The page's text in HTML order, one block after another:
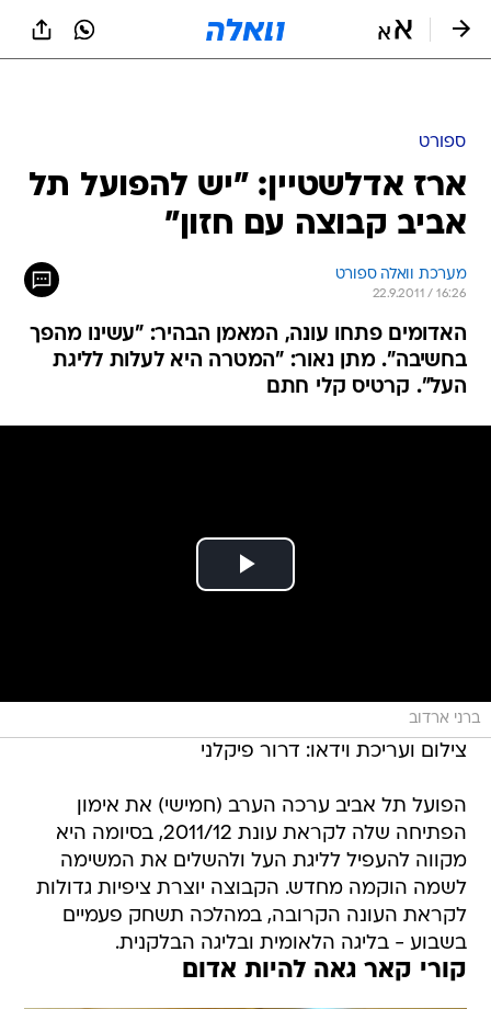
ספורט
ארז אדלשטיין: "יש להפועל תל
אביב קבוצה עם חזון"
מערכת וואלה ספורט
22.9.2011 / 16:26
האדומים פתחו עונה, המאמן הבהיר: "עשינו מהפך
בחשיבה". מתן נאור: "המטרה היא לעלות לליגת
העל". קרטיס קלי חתם
ברני ארדוב
צילום ועריכת וידאו: דרור פיקלני
הפועל תל אביב ערכה הערב (חמישי) את אימון
הפתיחה שלה לקראת עונת 2011/12, בסיומה היא
מקווה להעפיל לליגת העל ולהשלים את המשימה
לשמה הוקמה מחדש. הקבוצה יוצרת ציפיות גדולות
לקראת העונה הקרובה, במהלכה תשחק פעמיים
בשבוע - בליגה הלאומית ובליגה הבלקנית.
קורי קאר גאה להיות אדום